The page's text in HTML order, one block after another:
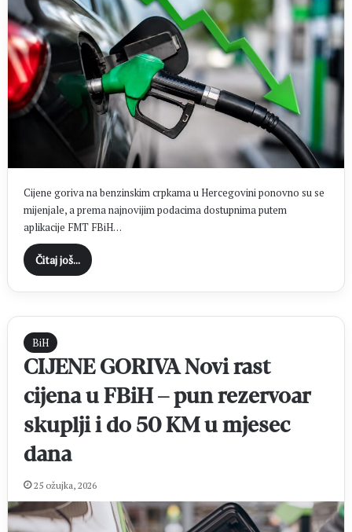
Cijene goriva na benzinskim crpkama u Hercegovini ponovno su se
mijenjale, a prema najnovijim podacima dostupnima putem
aplikacije FMT FBiH…
Čitaj još...
BiH
CIJENE GORIVA Novi rast
cijena u FBiH – pun rezervoar
skuplji i do 50 KM u mjesec
dana
25 ožujka, 2026